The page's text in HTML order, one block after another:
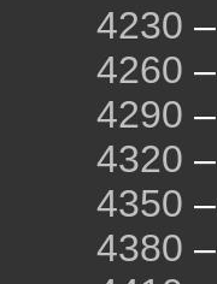
4230 –
4260 –
4290 –
4320 –
4350 –
4380 –